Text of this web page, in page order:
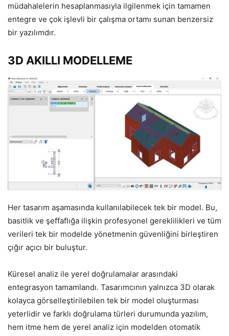
müdahalelerin hesaplanmasıyla ilgilenmek için tamamen
entegre ve çok işlevli bir çalışma ortamı sunan benzersiz
bir yazılımdır.
3D AKILLI MODELLEME
Her tasarım aşamasında kullanılabilecek tek bir model. Bu,
basitlik ve şeffaflığa ilişkin profesyonel gereklilikleri ve tüm
verileri tek bir modelde yönetmenin güvenliğini birleştiren
çığır açıcı bir buluştur.
Küresel analiz ile yerel doğrulamalar arasındaki
entegrasyon tamamlandı. Tasarımcının yalnızca 3D olarak
kolayca görselleştirilebilen tek bir model oluşturması
yeterlidir ve farklı doğrulama türleri durumunda yazılım,
hem itme hem de yerel analiz için modelden otomatik